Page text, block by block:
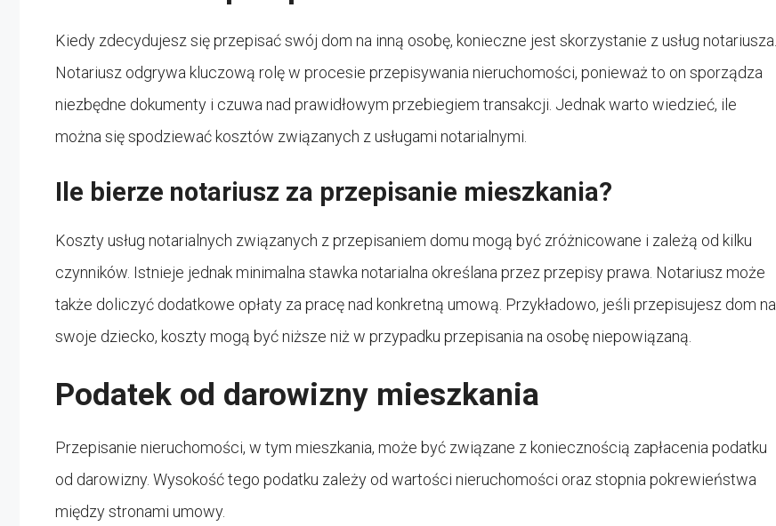
Kiedy zdecydujesz się przepisać swój dom na inną osobę, konieczne jest skorzystanie z usług notariusza.
Notariusz odgrywa kluczową rolę w procesie przepisywania nieruchomości, ponieważ to on sporządza
niezbędne dokumenty i czuwa nad prawidłowym przebiegiem transakcji. Jednak warto wiedzieć, ile
można się spodziewać kosztów związanych z usługami notarialnymi.
Ile bierze notariusz za przepisanie mieszkania?
Koszty usług notarialnych związanych z przepisaniem domu mogą być zróżnicowane i zależą od kilku
czynników. Istnieje jednak minimalna stawka notarialna określana przez przepisy prawa. Notariusz może
także doliczyć dodatkowe opłaty za pracę nad konkretną umową. Przykładowo, jeśli przepisujesz dom na
swoje dziecko, koszty mogą być niższe niż w przypadku przepisania na osobę niepowiązaną.
Podatek od darowizny mieszkania
Przepisanie nieruchomości, w tym mieszkania, może być związane z koniecznością zapłacenia podatku
od darowizny. Wysokość tego podatku zależy od wartości nieruchomości oraz stopnia pokrewieństwa
między stronami umowy.